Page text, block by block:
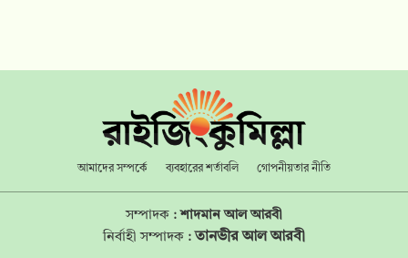
আমাদের সম্পর্কে ব্যবহারের শর্তাবলি গোপনীয়তার নীতি
সম্পাদক :শাদমান আল আরবী
নির্বাহী সম্পাদক :তানভীর আল আরবী